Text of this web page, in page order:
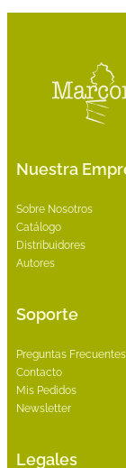
Nuestra
Sobre Nosotros
Catálogo
Distribuidores
Autores
Soporte
Preguntas Frecuentes
Contacto
Mis Pedidos
Newsletter
Legales